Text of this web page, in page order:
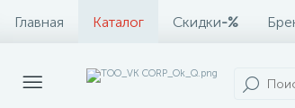
Главная Каталог Скидки-%